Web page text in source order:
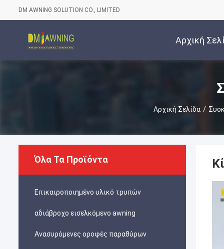
DM AWNING SOLUTION CO., LIMITED
Αρχική
Αρχική Σελίδα /
Όλα Τα Προϊόντα
Επικαιροποιημένο υλικό τρυπών
αδιάβροχο εισελκόμενο awning
Ανασυρόμενες οροφές παραθύρων